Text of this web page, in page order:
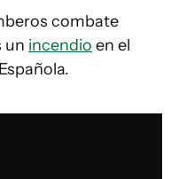
combate
un incendio en el